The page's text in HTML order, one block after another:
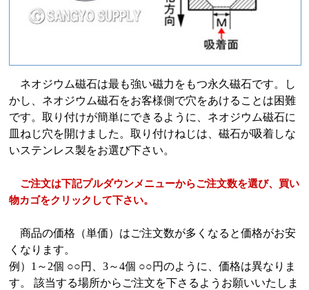
ネオジウム磁石は最も強い磁力をもつ永久磁石です。し
かし、ネオジウム磁石をお客様側で穴をあけることは困難
です。取り付けが簡単にできるように、ネオジウム磁石に
皿ねじ穴を開けました。取り付けねじは、磁石が吸着しな
いステンレス製をお選び下さい。
ご注文は下記プルダウンメニューからご注文数を選び、買い
物カゴをクリックして下さい。
商品の価格（単価）はご注文数が多くなると価格がお安
くなります。
例）1～2個 ○○円、3～4個 ○○円のように、価格は異なりま
す。 該当する場所からご注文を下さるようお願いいたしま